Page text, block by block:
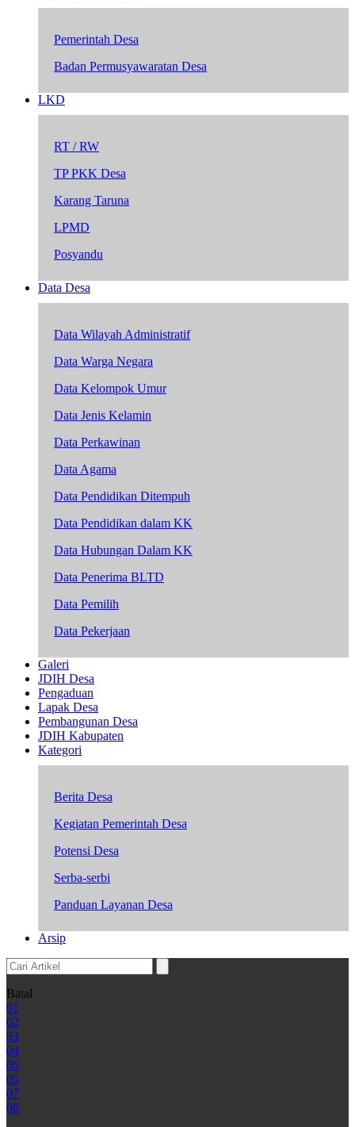
Pemerintah Desa
Badan Permusyawaratan Desa
LKD
RT / RW
TP PKK Desa
Karang Taruna
LPMD
Posyandu
Data Desa
Data Wilayah Administratif
Data Warga Negara
Data Kelompok Umur
Data Jenis Kelamin
Data Perkawinan
Data Agama
Data Pendidikan Ditempuh
Data Pendidikan dalam KK
Data Hubungan Dalam KK
Data Penerima BLTD
Data Pemilih
Data Pekerjaan
Galeri
JDIH Desa
Pengaduan
Lapak Desa
Pembangunan Desa
JDIH Kabupaten
Kategori
Berita Desa
Kegiatan Pemerintah Desa
Potensi Desa
Serba-serbi
Panduan Layanan Desa
Arsip
Batal
01
02
03
04
06
05
07
08